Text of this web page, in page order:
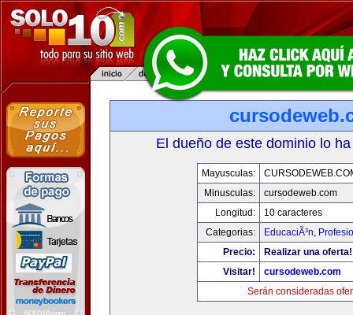
El dueño de este dominio lo
Mayusculas:
Minusculas:
cursodeweb.com
Longitud:
10 caracteres
Categorias:
EducaciÃ³n,
Precio:
Realizar una oferta!
Visitar!
cursodeweb.com
Serán consideradas